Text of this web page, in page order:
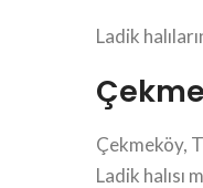
Ladik
Çekmeköy,
Ladik